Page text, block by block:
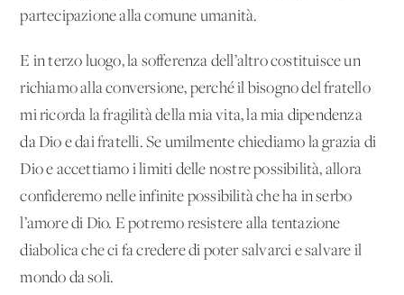
partecipazione alla comune umanità.
E in terzo luogo, la sofferenza dell’altro costituisce un
richiamo alla conversione, perché il bisogno del fratello
mi ricorda la fragilità della mia vita, la mia dipendenza
da Dio e dai fratelli. Se umilmente chiediamo la grazia di
Dio e accettiamo i limiti delle nostre possibilità, allora
confideremo nelle infinite possibilità che ha in serbo
l’amore di Dio. E potremo resistere alla tentazione
diabolica che ci fa credere di poter salvarci e salvare il
mondo da soli.